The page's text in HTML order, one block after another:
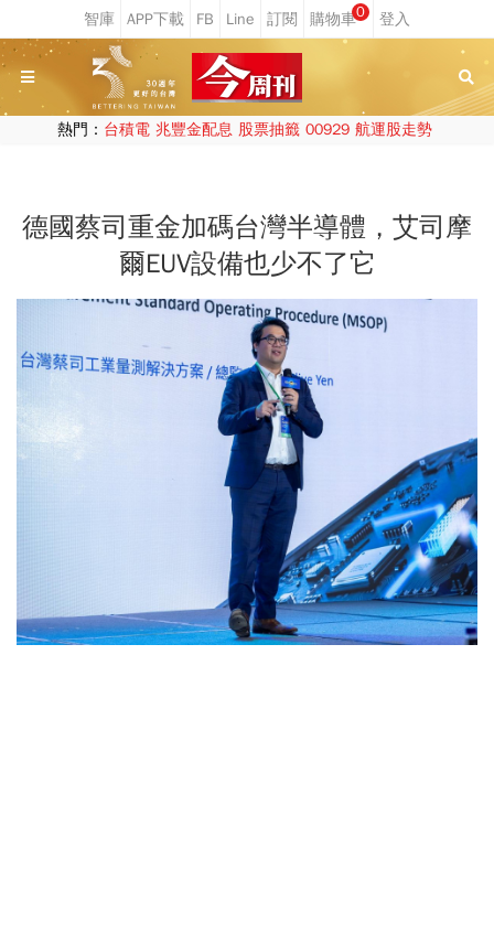
0
熱門： 台積電 兆豐金配息 股票抽籤 00929 航運股走勢
德國蔡司重金加碼台灣半導體，艾司摩
爾EUV設備也少不了它